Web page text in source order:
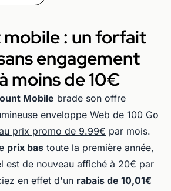
: un forfait
engagement
moins de 10€
Mobile brade son offre
enveloppe Web de 100 Go
prix promo de 9.99€ par mois.
prix bas toute la première année,
est de nouveau affiché à 20€ par
en effet d'un rabais de 10,01€